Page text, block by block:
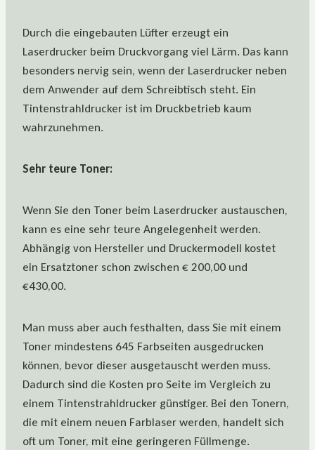
Durch die eingebauten Lüfter erzeugt ein
Laserdrucker beim Druckvorgang viel Lärm. Das kann
besonders nervig sein, wenn der Laserdrucker neben
dem Anwender auf dem Schreibtisch steht. Ein
Tintenstrahldrucker ist im Druckbetrieb kaum
wahrzunehmen.
Sehr teure Toner:
Wenn Sie den Toner beim Laserdrucker austauschen,
kann es eine sehr teure Angelegenheit werden.
Abhängig von Hersteller und Druckermodell kostet
ein Ersatztoner schon zwischen € 200,00 und
€430,00.
Man muss aber auch festhalten, dass Sie mit einem
Toner mindestens 645 Farbseiten ausgedrucken
können, bevor dieser ausgetauscht werden muss.
Dadurch sind die Kosten pro Seite im Vergleich zu
einem Tintenstrahldrucker günstiger. Bei den Tonern,
die mit einem neuen Farblaser werden, handelt sich
oft um Toner, mit eine geringeren Füllmenge.